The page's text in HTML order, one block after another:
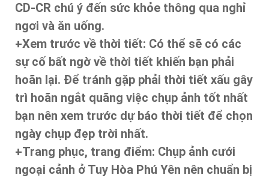
CD-CR chú ý đến sức khỏe thông qua nghỉ
ngơi và ăn uống.
+Xem trước về thời tiết: Có thể sẽ có các
sự cố bất ngờ về thời tiết khiến bạn phải
hoãn lại. Để tránh gặp phải thời tiết xấu gây
trì hoãn ngắt quãng việc chụp ảnh tốt nhất
bạn nên xem trước dự báo thời tiết để chọn
ngày chụp đẹp trời nhất.
+Trang phục, trang điểm: Chụp ảnh cưới
ngoại cảnh ở Tuy Hòa Phú Yên nên chuẩn bị